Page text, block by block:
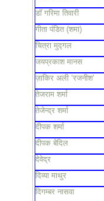
डॉ गरिमा तिवारी
गीता पंडित (शमा)
चित्रा मुद्गल
जयप्रकाश मानस
ज़ाकिर अली ‘रजनीश’
तेजराम शर्मा
तेजेन्द्र शर्मा
दीपक शर्मा
दीपक बेदिल
देवेद्र
दिव्या माथुर
दिगम्बर नासवा